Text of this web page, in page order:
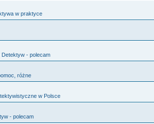
w praktyce
Detektyw - polecam
różne
w Polsce
- polecam